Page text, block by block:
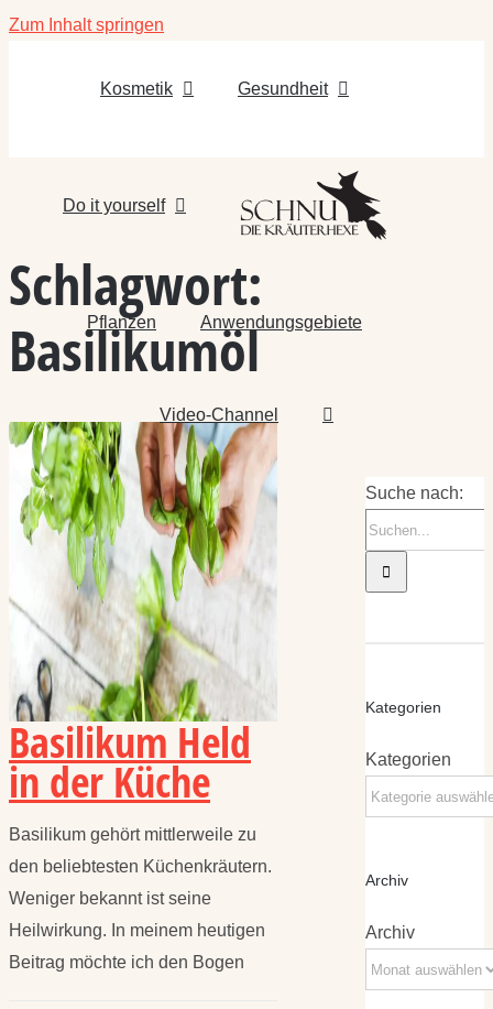
Zum Inhalt springen
Kosmetik Gesundheit
Do it yourself
Pflanzen Anwendungsgebiete
Video-Channel
Schlagwort:
Basilikumöl
Basilikum Held
in der Küche
Basilikum gehört mittlerweile zu
den beliebtesten Küchenkräutern.
Weniger bekannt ist seine
Heilwirkung. In meinem heutigen
Beitrag möchte ich den Bogen
Suche nach:
Kategorien
Kategorien
Archiv
Archiv